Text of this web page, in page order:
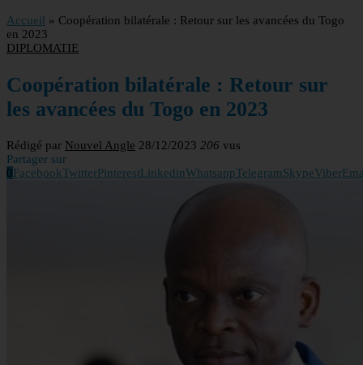
Accueil » Coopération bilatérale : Retour sur les avancées du Togo
en 2023
DIPLOMATIE
Coopération bilatérale : Retour sur
les avancées du Togo en 2023
Rédigé par Nouvel Angle 28/12/2023 206 vus
Partager sur
0FacebookTwitterPinterestLinkedinWhatsappTelegramSkypeViber